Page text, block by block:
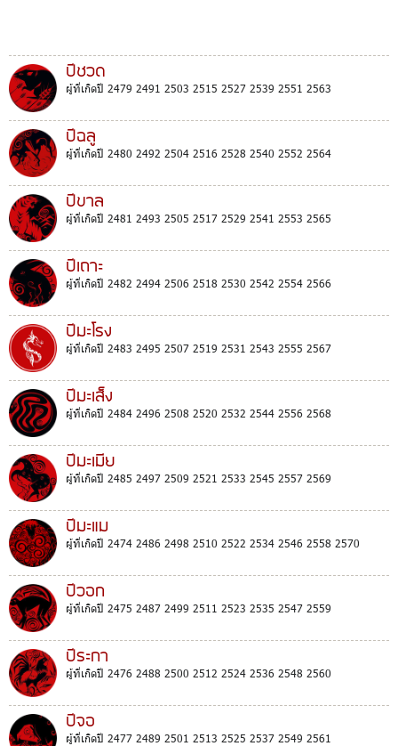
ปีชวด
ผู้ที่เกิดปี 2479 2491 2503 2515 2527 2539 2551 2563
ปีฉลู
ผู้ที่เกิดปี 2480 2492 2504 2516 2528 2540 2552 2564
ปีขาล
ผู้ที่เกิดปี 2481 2493 2505 2517 2529 2541 2553 2565
ปีเถาะ
ผู้ที่เกิดปี 2482 2494 2506 2518 2530 2542 2554 2566
ปีมะโรง
ผู้ที่เกิดปี 2483 2495 2507 2519 2531 2543 2555 2567
ปีมะเส็ง
ผู้ที่เกิดปี 2484 2496 2508 2520 2532 2544 2556 2568
ปีมะเมีย
ผู้ที่เกิดปี 2485 2497 2509 2521 2533 2545 2557 2569
ปีมะแม
ผู้ที่เกิดปี 2474 2486 2498 2510 2522 2534 2546 2558 2570
ปีวอก
ผู้ที่เกิดปี 2475 2487 2499 2511 2523 2535 2547 2559
ปีระกา
ผู้ที่เกิดปี 2476 2488 2500 2512 2524 2536 2548 2560
ปีจอ
ผู้ที่เกิดปี 2477 2489 2501 2513 2525 2537 2549 2561